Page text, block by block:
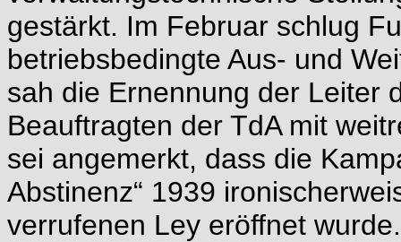
gestärkt. Im Februar schlug
betriebsbedingte Aus- und
sah die Ernennung der Leiter
Beauftragten der TdA mit
sei angemerkt, dass die
Abstinenz“ 1939
verrufenen Ley eröffnet wurde.